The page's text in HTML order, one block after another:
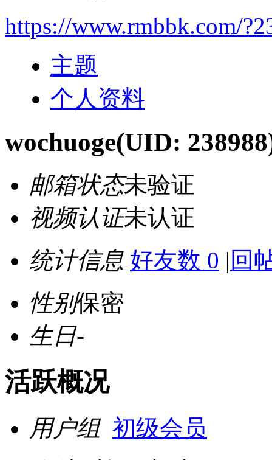
https://www.rmbbk.com/
主题
个人资料
wochuoge(UID:
邮箱状态未验证
视频认证未认证
统计信息 好友数 0 | 回
性别保密
生日-
活跃概况
用户组 初级会员